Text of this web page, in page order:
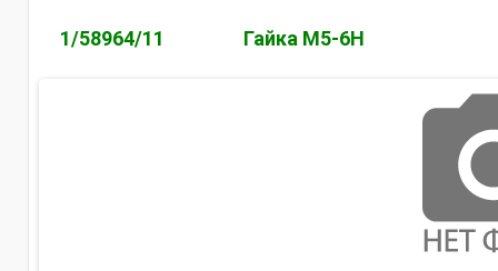
1/58964/11 Гайка М5-6Н